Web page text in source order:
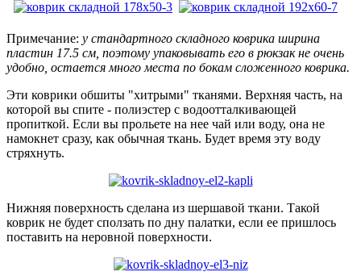
Примечание: у стандартного складного коврика ширина
пластин 17.5 см, поэтому упаковывать его в рюкзак не очень
удобно, остается много места по бокам сложенного коврика.
Эти коврики обшиты "хитрыми" тканями. Верхняя часть, на
которой вы спите - полиэстер с водоотталкивающей
пропиткой. Если вы прольете на нее чай или воду, она не
намокнет сразу, как обычная ткань. Будет время эту воду
стряхнуть.
Нижняя поверхность сделана из шершавой ткани. Такой
коврик не будет сползать по дну палатки, если ее пришлось
поставить на неровной поверхности.